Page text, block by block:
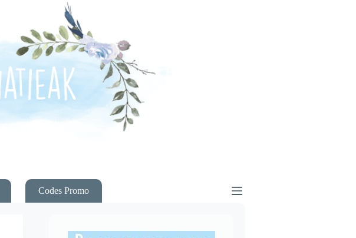
Codes Promo